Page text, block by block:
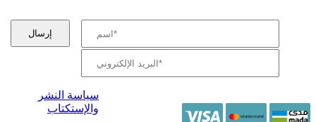
سياسة النشر
والإستكتاب